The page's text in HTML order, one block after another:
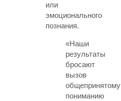
или
эмоционального
познания.
«Наши
результаты
бросают
вызов
общепринятому
пониманию